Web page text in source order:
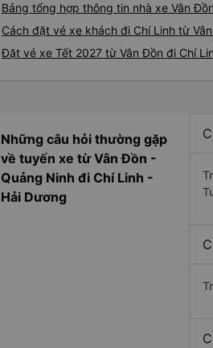
Bảng tổng hợp thông tin nhà xe Vân
Cách đặt vé xe khách đi Chí Linh từ
Đặt vé xe Tết 2027 từ Vân Đồn đi Chí
Những câu hỏi thường gặp
về tuyến xe từ Vân Đồn -
Quảng Ninh đi Chí Linh -
Hải Dương